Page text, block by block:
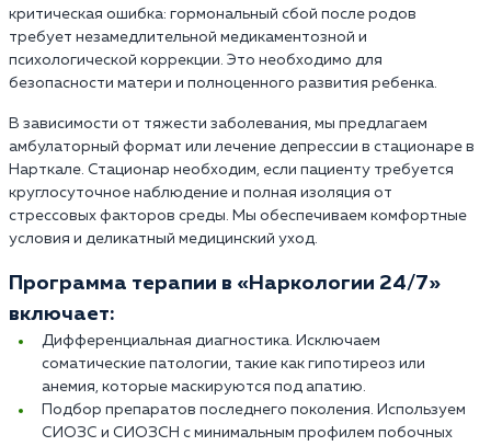
критическая ошибка: гормональный сбой после родов
требует незамедлительной медикаментозной и
психологической коррекции. Это необходимо для
безопасности матери и полноценного развития ребенка.
В зависимости от тяжести заболевания, мы предлагаем
амбулаторный формат или лечение депрессии в стационаре в
Нарткале. Стационар необходим, если пациенту требуется
круглосуточное наблюдение и полная изоляция от
стрессовых факторов среды. Мы обеспечиваем комфортные
условия и деликатный медицинский уход.
Программа терапии в «Наркологии 24/7»
включает:
Дифференциальная диагностика. Исключаем
соматические патологии, такие как гипотиреоз или
анемия, которые маскируются под апатию.
Подбор препаратов последнего поколения. Используем
СИОЗС и СИОЗСН с минимальным профилем побочных